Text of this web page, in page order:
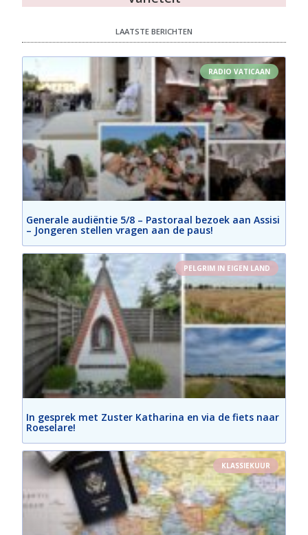
LAATSTE BERICHTEN
RADIO VATICAAN
Generale audiëntie 5/8 – Pastoraal bezoek aan Assisi
– Jongeren stellen vragen aan de paus!
PELGRIM IN EIGEN LAND
In gesprek met Zuster Katharina en via de fiets naar
Roeselare!
KLASSIEKUUR